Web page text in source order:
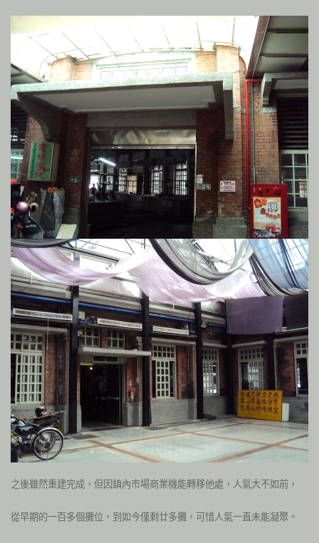
之後雖然重建完成，但因鎮內市場商業機能轉移他處，人氣大不如前，
從早期的一百多個攤位，到如今僅剩廿多攤，可惜人氣一直未能凝聚。